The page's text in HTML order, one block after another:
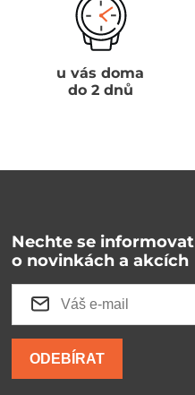
u vás doma
do 2 dnů
Nechte se informovat
o novinkách a akcích
ODEBÍRAT